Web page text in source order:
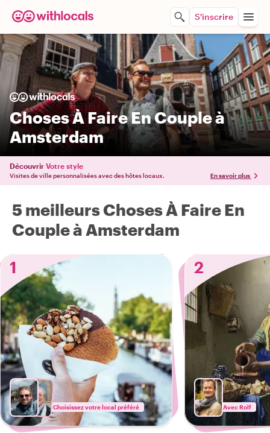
S'inscrire
Choses À Faire En Couple à
Amsterdam
Découvrir Votre style
Visites de ville personnalisées avec des hôtes locaux. En savoir plus
5 meilleurs Choses À Faire En
Couple à Amsterdam
1
Choisissez votre local préféré
2
Avec Rolf